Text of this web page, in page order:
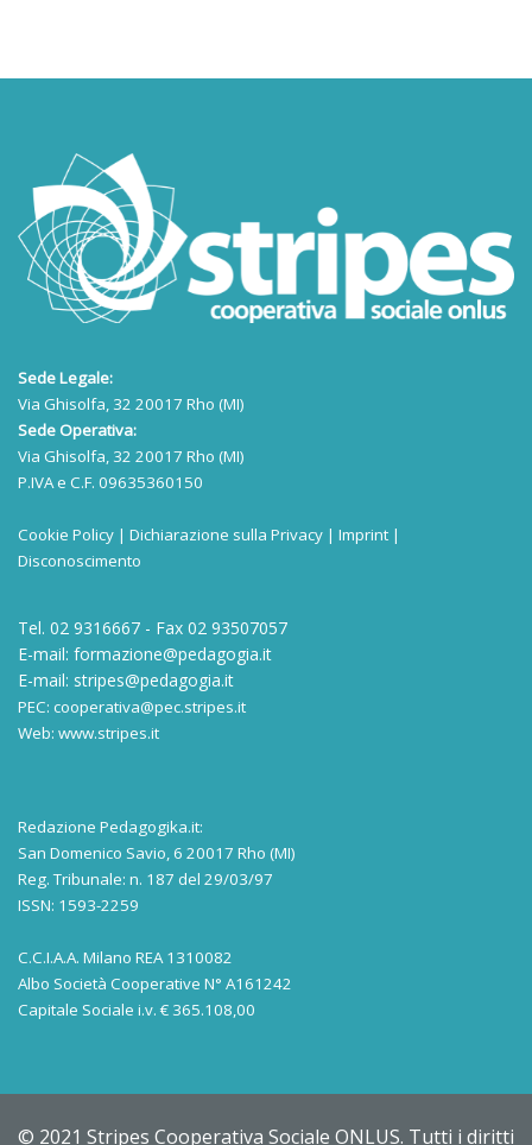
Sede Legale:
Via Ghisolfa, 32 20017 Rho (MI)
Sede Operativa:
Via Ghisolfa, 32 20017 Rho (MI)
P.IVA e C.F. 09635360150
Cookie Policy | Dichiarazione sulla Privacy | Imprint |
Disconoscimento
Tel. 02 9316667 - Fax 02 93507057
E-mail: formazione@pedagogia.it
E-mail: stripes@pedagogia.it
PEC: cooperativa@pec.stripes.it
Web: www.stripes.it
Redazione Pedagogika.it:
San Domenico Savio, 6 20017 Rho (MI)
Reg. Tribunale: n. 187 del 29/03/97
ISSN: 1593-2259
C.C.I.A.A. Milano REA 1310082
Albo Società Cooperative N° A161242
Capitale Sociale i.v. € 365.108,00
© 2021 Stripes Cooperativa Sociale ONLUS. Tutti i diritti